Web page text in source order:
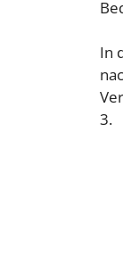
In
3.